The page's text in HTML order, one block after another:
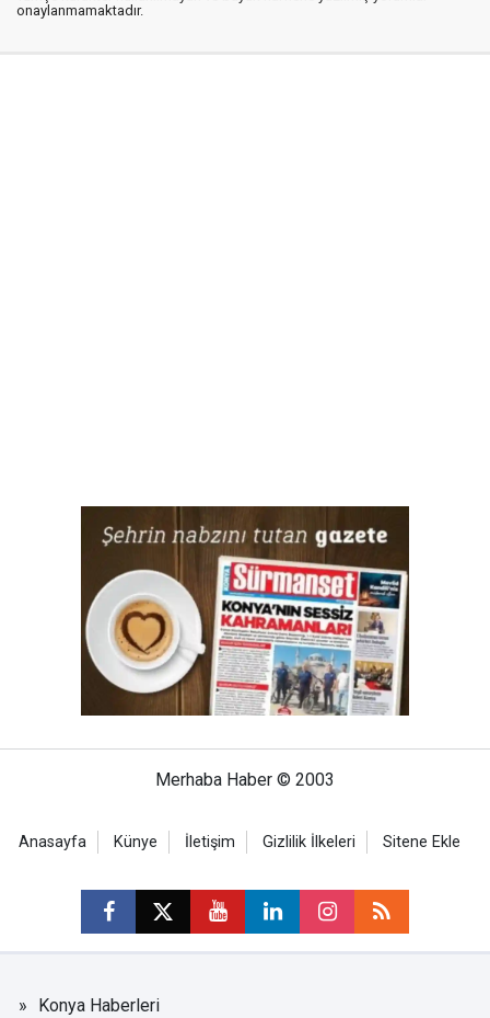
onaylanmamaktadır.
Merhaba Haber © 2003
Anasayfa Künye İletişim Gizlilik İlkeleri Sitene Ekle
Konya Haberleri